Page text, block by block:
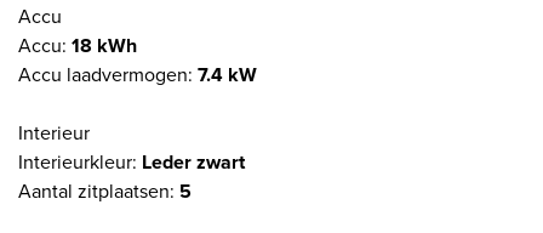
Accu
Accu: 18 kWh
Accu laadvermogen: 7.4 kW
Interieur
Interieurkleur: Leder zwart
Aantal zitplaatsen: 5